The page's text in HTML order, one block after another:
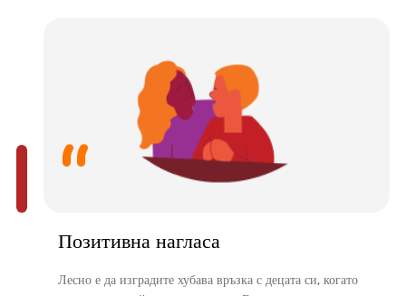
Позитивна нагласа
Лесно е да изградите хубава връзка с децата си, когато